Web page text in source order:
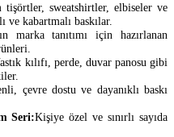
tişörtler, sweatshirtler, elbiseler ve
ve kabartmalı baskılar.
marka tanıtımı için hazırlanan
kılıfı, perde, duvar panosu gibi
çevre dostu ve dayanıklı baskı
Seri:Kişiye özel ve sınırlı sayıda